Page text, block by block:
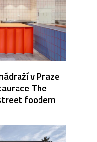
v Praze
The
foodem